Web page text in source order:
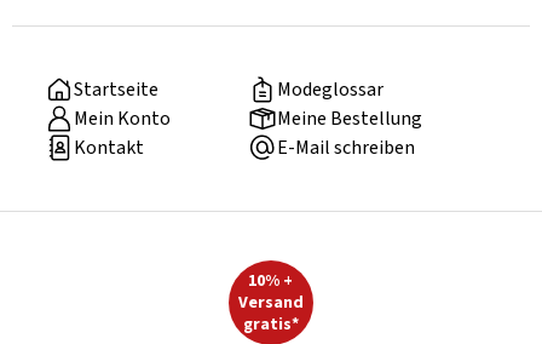
Startseite
Modeglossar
Mein Konto
Meine Bestellung
Kontakt
E-Mail schreiben
10% +
Versand
gratis*